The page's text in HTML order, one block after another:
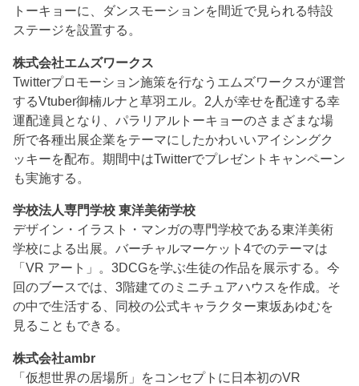
トーキョーに、ダンスモーションを間近で見られる特設
ステージを設置する。
株式会社エムズワークス
Twitterプロモーション施策を行なうエムズワークスが運営
するVtuber御楠ルナと草羽エル。2人が幸せを配達する幸
運配達員となり、パラリアルトーキョーのさまざまな場
所で各種出展企業をテーマにしたかわいいアイシングク
ッキーを配布。期間中はTwitterでプレゼントキャンペーン
も実施する。
学校法人専門学校 東洋美術学校
デザイン・イラスト・マンガの専門学校である東洋美術
学校による出展。バーチャルマーケット4でのテーマは
「VR アート」。3DCGを学ぶ生徒の作品を展示する。今
回のブースでは、3階建てのミニチュアハウスを作成。そ
の中で生活する、同校の公式キャラクター東坂あゆむを
見ることもできる。
株式会社ambr
「仮想世界の居場所」をコンセプトに日本初のVR